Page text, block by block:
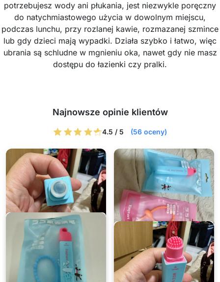
potrzebujesz wody ani płukania, jest niezwykle poręczny
do natychmiastowego użycia w dowolnym miejscu,
podczas lunchu, przy rozlanej kawie, rozmazanej szmince
lub gdy dzieci mają wypadki. Działa szybko i łatwo, więc
ubrania są schludne w mgnieniu oka, nawet gdy nie masz
dostępu do łazienki czy pralki.
Najnowsze opinie klientów
4.5 / 5 (56 oceny)
Romuald
★★★★★
Tatiana
★★★★★